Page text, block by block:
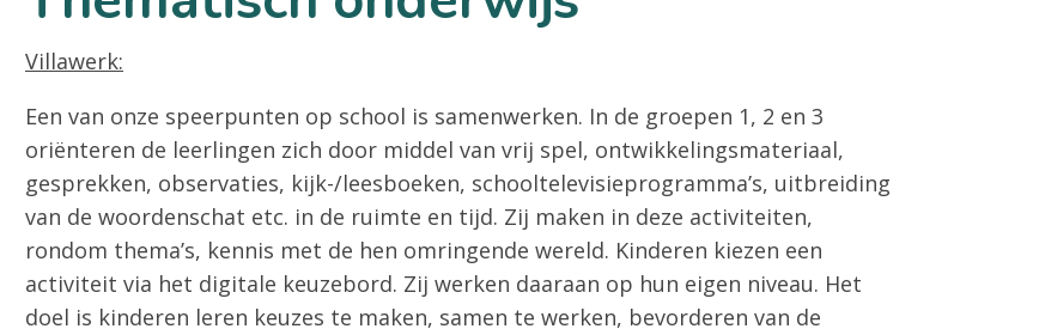
Villawerk:
Een van onze speerpunten op school is samenwerken. In de groepen 1, 2 en 3
oriënteren de leerlingen zich door middel van vrij spel, ontwikkelingsmateriaal,
gesprekken, observaties, kijk-/leesboeken, schooltelevisieprogramma’s, uitbreiding
van de woordenschat etc. in de ruimte en tijd. Zij maken in deze activiteiten,
rondom thema’s, kennis met de hen omringende wereld. Kinderen kiezen een
activiteit via het digitale keuzebord. Zij werken daaraan op hun eigen niveau. Het
doel is kinderen leren keuzes te maken, samen te werken, bevorderen van de